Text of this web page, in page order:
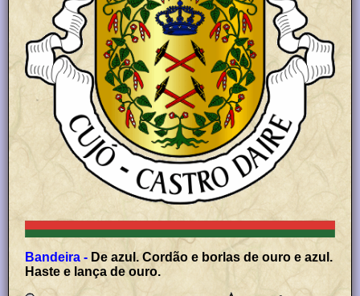
Bandeira - De azul. Cordão e borlas de ouro e azul.
Haste e lança de ouro.